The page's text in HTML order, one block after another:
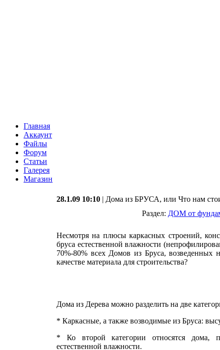
Главная
Аккаунт
Файлы
Форум
Статьи
Галерея
Магазин
28.1.09 10:10 | Дома из БРУСА, или Что нам
Раздел: ДОМ от
Несмотря на плюсы каркасных строений,
бруса естественной влажности
70%-80% всех Домов из Бруса,
качестве материала для строительства?
Дома из Дерева можно разделить на две
* Каркасные, а также возводимые из Бруса:
* Ко второй категории относятся дома,
естественной влажности.